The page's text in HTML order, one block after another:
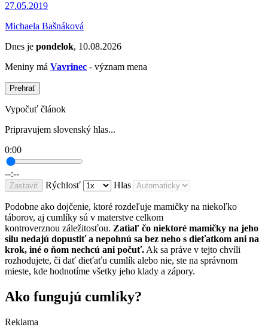
27.05.2019
Michaela Bašnáková
Dnes je pondelok, 10.08.2026
Meniny má Vavrinec - význam mena
Prehrať
Vypočuť článok
Pripravujem slovenský hlas...
0:00
--:--
Zastaviť Rýchlosť Hlas
Podobne ako dojčenie, ktoré rozdeľuje mamičky na niekoľko
táborov, aj cumlíky sú v materstve celkom
kontroverznou záležitosťou. Zatiaľ čo niektoré mamičky na jeho
silu nedajú dopustiť a nepohnú sa bez neho s dieťatkom ani na
krok, iné o ňom nechcú ani počuť.Ak sa práve v tejto chvíli
rozhodujete, či dať dieťaťu cumlík alebo nie, ste na správnom
mieste, kde hodnotíme všetky jeho klady a zápory.
Ako fungujú cumlíky?
Reklama